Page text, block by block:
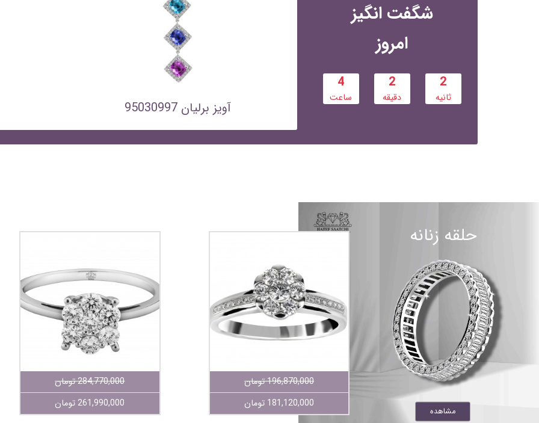
شگفت انگیز
امروز
1
ثانیه
2
دقیقه
4
ساعت
آویز برلیان 95030997
حلقه زنانه
مشاهده
860,780,000 تومان
826,350,000 تومان
196,870,000 تومان
181,120,000 تومان
284,770,000 تومان
261,990,000 تومان